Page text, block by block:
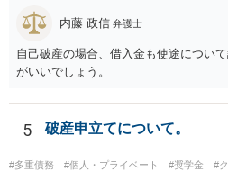
内藤 政信 弁護士
自己破産の場合、借入金も使途につい
がいいでしょう。
5 破産申立てについて。
#多重債務 #個人・プライベート #奨学金 #